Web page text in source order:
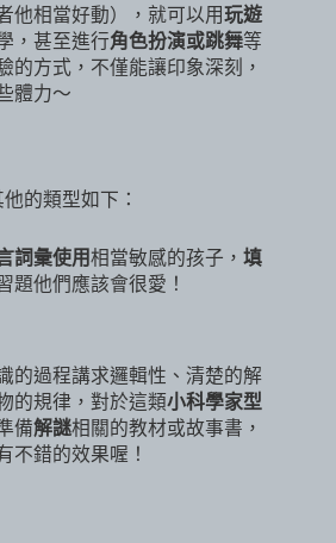
他相當好動），就可以用玩遊
，甚至進行角色扮演或跳舞等
的方式，不僅能讓印象深刻，
體力～
的類型如下：
詞彙使用相當敏感的孩子， 填
題他們應該會很愛！
的過程講求邏輯性、清楚的解
的規律，對於這類小科學家型
備解謎相關的教材或故事書，
不錯的效果喔！